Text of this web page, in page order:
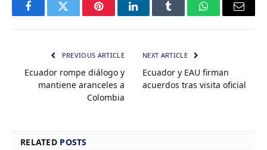
FacebookTwitter PinterestLinkedInTumblr WhatsAppEmail
PREVIOUS ARTICLE
Ecuador rompe diálogo y
mantiene aranceles a
Colombia
NEXT ARTICLE
Ecuador y EAU firman
acuerdos tras visita oficial
RELATED POSTS